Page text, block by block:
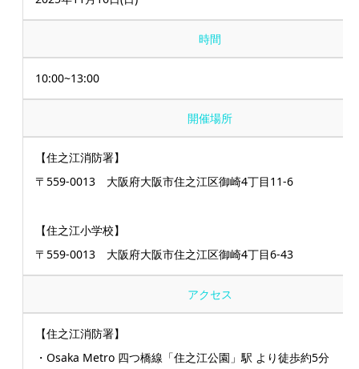
時間
10:00~13:00
開催場所
【住之江消防署】
〒559-0013 大阪府大阪市住之江区御崎4丁目11‐6
【住之江小学校】
〒559-0013 大阪府大阪市住之江区御崎4丁目6‐43
アクセス
【住之江消防署】
・Osaka Metro 四つ橋線「住之江公園」駅 より徒歩約5分